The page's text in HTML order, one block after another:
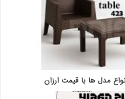
مدل ها با قیمت ارزان